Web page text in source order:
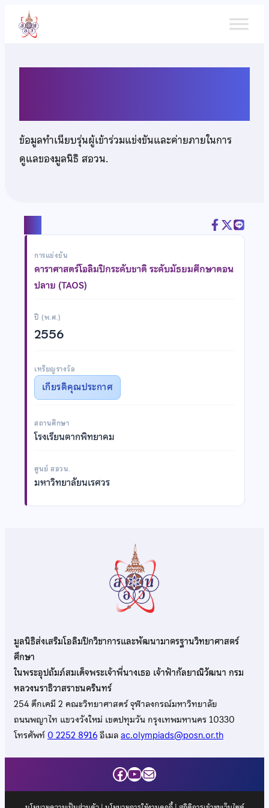
เนื้อหา
ข้อมูลทำเนียบรุ่นผู้เข้าร่วมแข่งขันและค่ายภายในการ
ดูแลของมูลนิธิ สอวน.
การแข่งขัน
ดาราศาสตร์โอลิมปิกระดับชาติ ระดับมัธยมศึกษาตอน
ปลาย (TAOS)
ปี (พ.ศ.)
2556
เหรียญรางวัล
เกียรติคุณประกาศ
สถานศึกษา
โรงเรียนตากพิทยาคม
ศูนย์ สอวน.
มหาวิทยาลัยนเรศวร
มูลนิธิส่งเสริมโอลิมปิกวิชาการและพัฒนามาตรฐานวิทยาศาสตร์
ศึกษา
ในพระอุปถัมภ์สมเด็จพระเจ้าพี่นางเธอ เจ้าฟ้ากัลยาณิวัฒนา กรม
หลวงนราธิวาสราชนครินทร์
254 ตึกเคมี 2 คณะวิทยาศาสตร์ จุฬาลงกรณ์มหาวิทยาลัย
ถนนพญาไท แขวงวังใหม่ เขตปทุมวัน กรุงเทพมหานคร 10330
โทรศัพท์0 2252 8916อีเมลac.olympiads@posn.or.th
Facebook
YouTube
Mail